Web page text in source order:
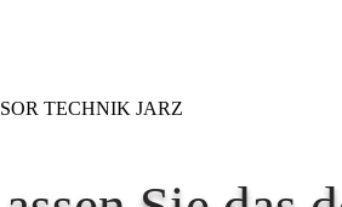
TECHNIK JARZ